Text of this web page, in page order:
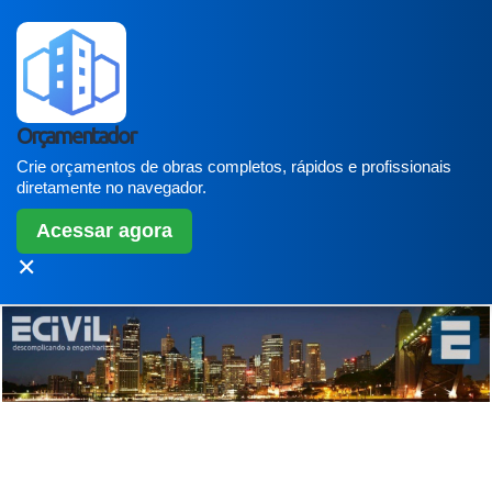
Orçamentador
Crie orçamentos de obras completos, rápidos e profissionais
diretamente no navegador.
Acessar agora
✕